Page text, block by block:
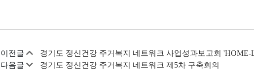
이전글
경기도 정신건강 주거복지 네트워크 사업성과보고회
다음글
경기도 정신건강 주거복지 네트워크 제5차 구축회의